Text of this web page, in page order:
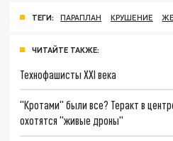
ТЕГИ: ПАРАПЛАН КРУШЕНИЕ
ЧИТАЙТЕ ТАКЖЕ:
Технофашисты XXI века
"Кротами" были все? Теракт в
охотятся "живые дроны"